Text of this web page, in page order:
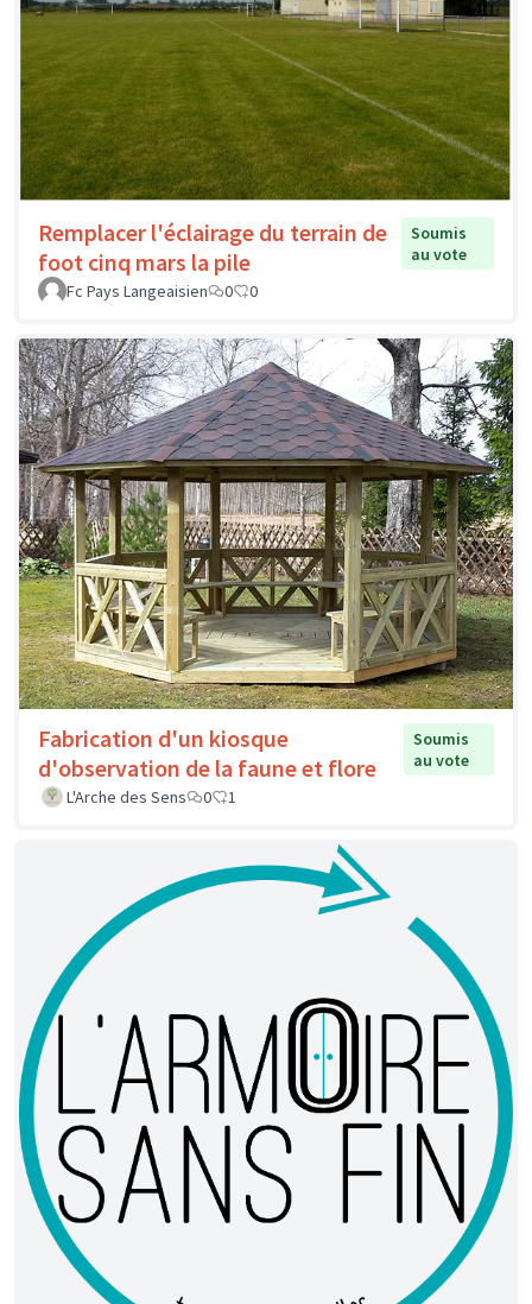
Remplacer l'éclairage du terrain de
foot cinq mars la pile
Soumis
au vote
Fc Pays Langeaisien
0 0
Fabrication d'un kiosque
d'observation de la faune et flore
Soumis
au vote
L'Arche des Sens
0 1